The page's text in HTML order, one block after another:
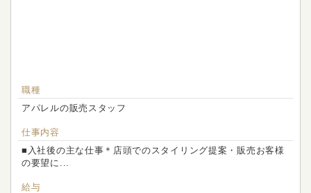
職種
アパレルの販売スタッフ
仕事内容
■入社後の主な仕事＊店頭でのスタイリング提案・販売お客様
の要望に...
給与